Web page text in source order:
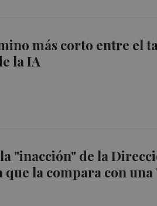
más corto entre el
la IA
"inacción" de la
la compara con